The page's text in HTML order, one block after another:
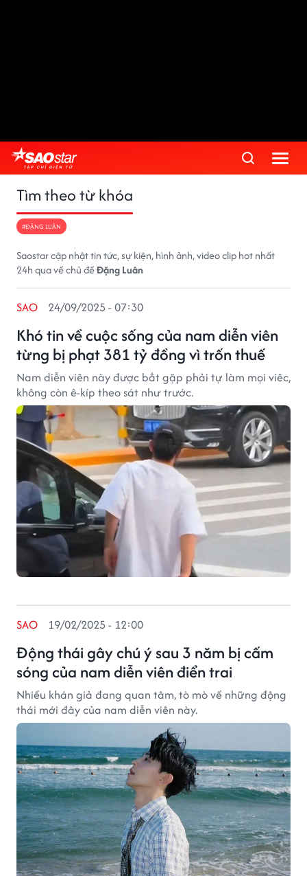
Tìm theo từ khóa
#ĐẶNG LUÂN
Saostar cập nhật tin tức, sự kiện, hình ảnh, video clip hot nhất
24h qua về chủ đềĐặng Luân
Khó tin về cuộc sống của nam diễn viên
từng bị phạt 381 tỷ đồng vì trốn thuế
SAO 24/09/2025 - 07:30
Nam diễn viên này được bắt gặp phải tự làm mọi viêc,
không còn ê-kíp theo sát như trước.
Động thái gây chú ý sau 3 năm bị cấm
sóng của nam diễn viên điển trai
SAO 19/02/2025 - 12:00
Nhiều khán giả đang quan tâm, tò mò về những động
thái mới đây của nam diễn viên này.